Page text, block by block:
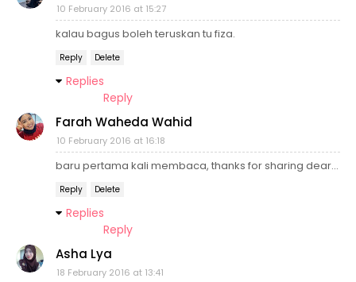
10 February 2016 at 15:27
kalau bagus boleh teruskan tu fiza.
Reply Delete
Replies
Reply
Farah Waheda Wahid
10 February 2016 at 16:18
baru pertama kali membaca, thanks for sharing dear...
Reply Delete
Replies
Reply
Asha Lya
18 February 2016 at 13:41